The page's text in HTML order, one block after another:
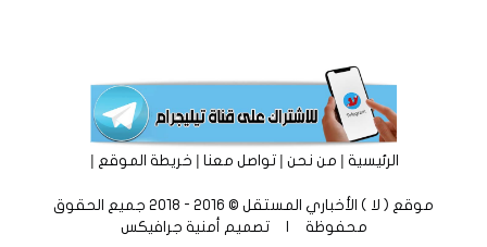
الرئيسية|من نحن|تواصل معنا|خريطة الموقع |
موقع ( لا ) الأخباري المستقل © 2016 - 2018 جميع الحقوق
محفوظة | تصميم أمنية جرافيكس